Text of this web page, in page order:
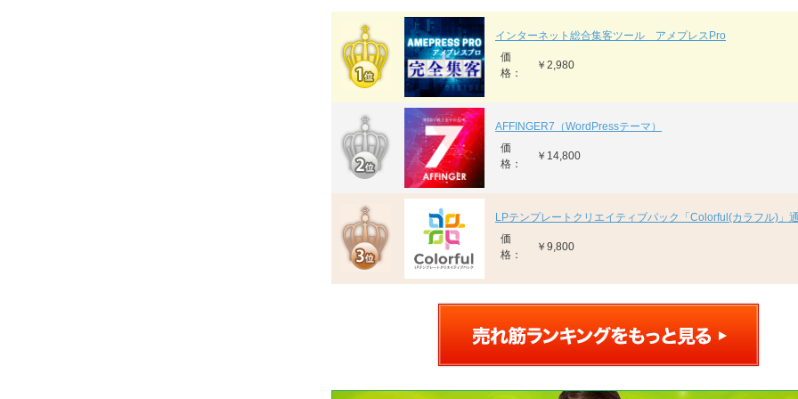
インターネット総合集客ツール アメプレスPro
価
格：
￥2,980
AFFINGER7（WordPressテーマ）
価
格：
￥14,800
LPテンプレートクリエイティブパック「Colorful(カラフル)」
価
格：
￥9,800